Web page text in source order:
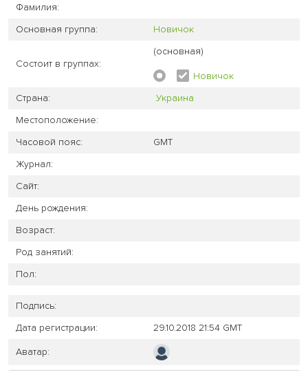
Фамилия:
Основная группа:
Новичок
Состоит в группах:
(основная)
Новичок
Страна:
Украина
Местоположение:
Часовой пояс:
GMT
Журнал:
Сайт:
День рождения:
Возраст:
Род занятий:
Пол:
Подпись:
Дата регистрации:
29.10.2018 21:54 GMT
Аватар: